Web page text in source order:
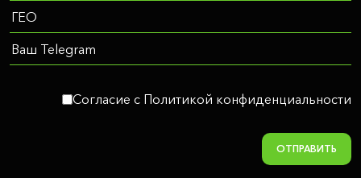
Согласие c Политикой конфиденциальности
ОТПРАВИТЬ